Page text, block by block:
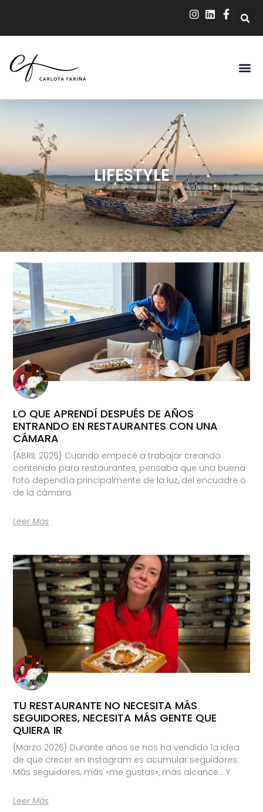
LIFESTYLE
LO QUE APRENDÍ DESPUÉS DE AÑOS
ENTRANDO EN RESTAURANTES CON UNA
CÁMARA
{ABRIL 2026} Cuando empecé a trabajar creando
contenido para restaurantes, pensaba que una buena
foto dependía principalmente de la luz, del encuadre o
de la cámara.
Leer Más
TU RESTAURANTE NO NECESITA MÁS
SEGUIDORES, NECESITA MÁS GENTE QUE
QUIERA IR
{Marzo 2026} Durante años se nos ha vendido la idea
de que crecer en Instagram es acumular seguidores.
Más seguidores, más «me gustas», más alcance… Y
Leer Más